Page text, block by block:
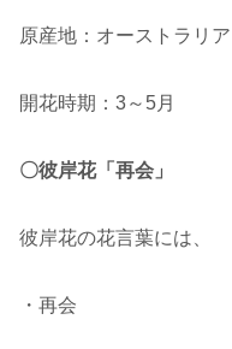
原産地：オーストラリア
開花時期：3～5月
〇彼岸花「再会」
彼岸花の花言葉には、
・再会